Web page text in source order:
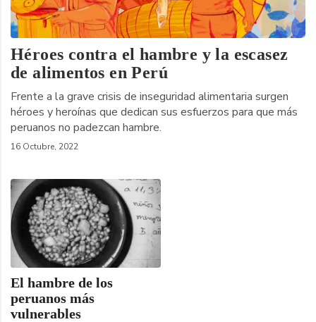
Héroes contra el hambre y la escasez
de alimentos en Perú
Frente a la grave crisis de inseguridad alimentaria surgen
héroes y heroínas que dedican sus esfuerzos para que más
peruanos no padezcan hambre.
16 Octubre, 2022
El hambre de los
peruanos más
vulnerables